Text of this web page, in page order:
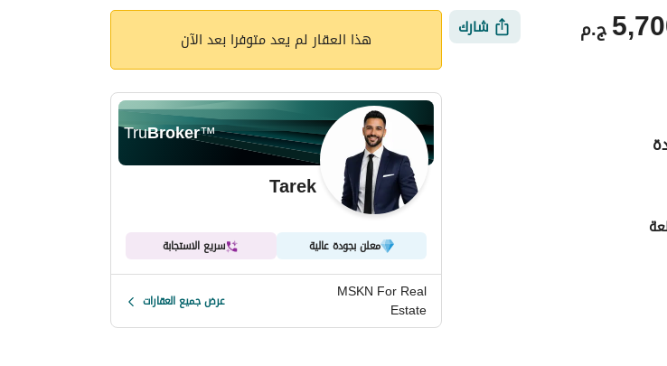
ج.م شارك هذا العقار لم يعد متوفرا بعد الآن
TruBroker™
Tarek
معلن بجودة عالية سريع الاستجابة
MSKN For Real
Estate عرض جميع العقارات